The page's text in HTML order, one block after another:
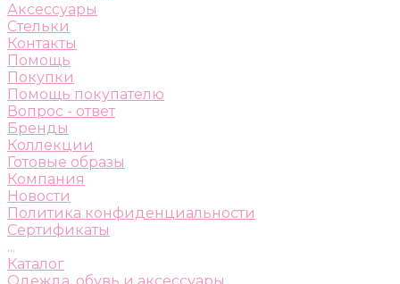
Аксессуары
Стельки
Контакты
Помощь
Покупки
Помощь покупателю
Вопрос - ответ
Бренды
Коллекции
Готовые образы
Компания
Новости
Политика конфиденциальности
Сертификаты
...
Каталог